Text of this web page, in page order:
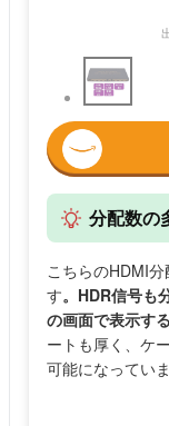
分配数の
こちらのHDMI
す。HDR信号も
の画面で表示す
ートも厚く、ケ
可能になっていま